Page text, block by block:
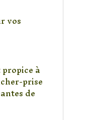
vos
à
prise
de